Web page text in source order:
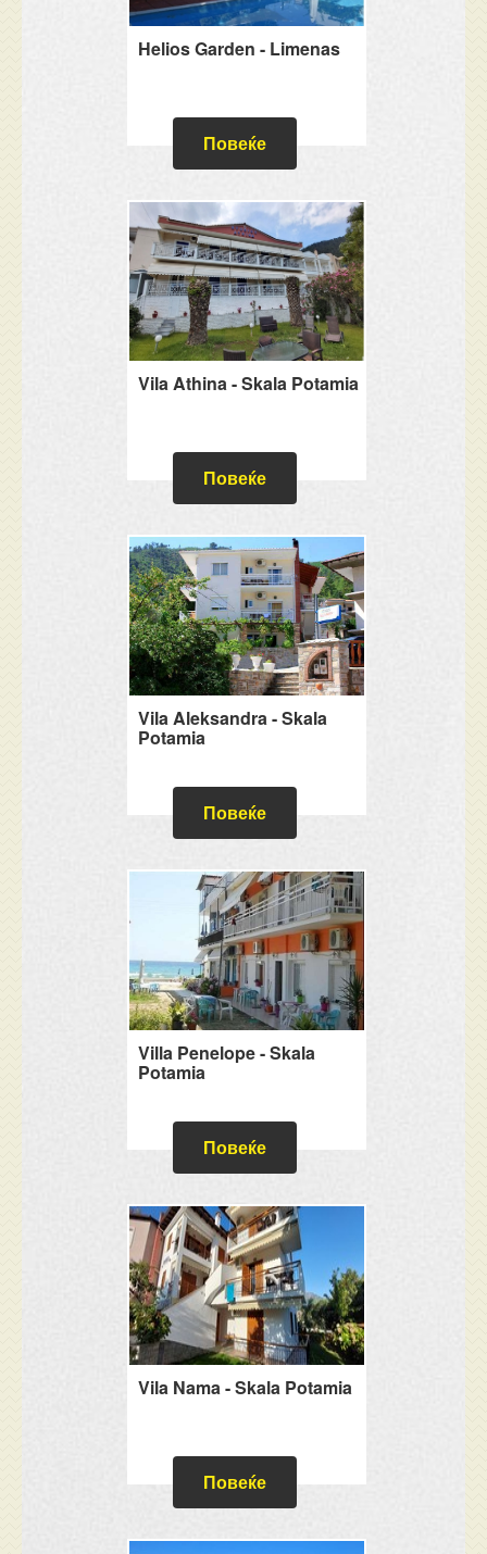
Helios Garden - Limenas
Повеќе
Vila Athina - Skala Potamia
Повеќе
Vila Aleksandra - Skala
Potamia
Повеќе
Villa Penelope - Skala
Potamia
Повеќе
Vila Nama - Skala Potamia
Повеќе